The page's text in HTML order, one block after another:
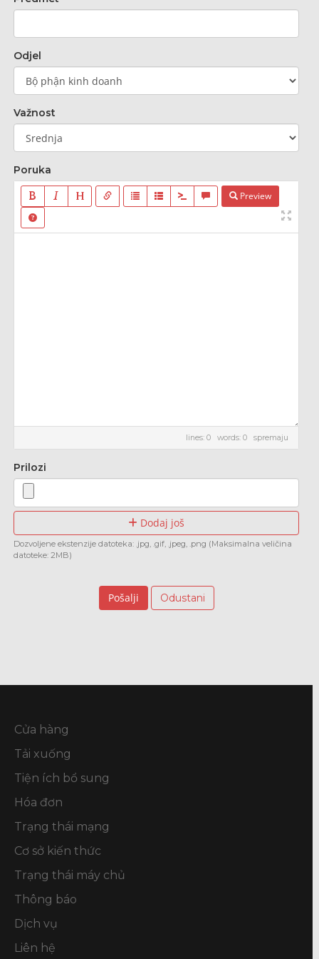
Odjel
Važnost
Poruka
Preview
lines: 0 words: 0spremaju
Prilozi
Dodaj još
Dozvoljene ekstenzije datoteka: .jpg, .gif, .jpeg, .png (Maksimalna veličina
datoteke: 2MB)
Odustani
Cửa hàng
Tải xuống
Tiện ích bổ sung
Hóa đơn
Trạng thái mạng
Cơ sở kiến thức
Trạng thái máy chủ
Thông báo
Dịch vụ
Liên hệ